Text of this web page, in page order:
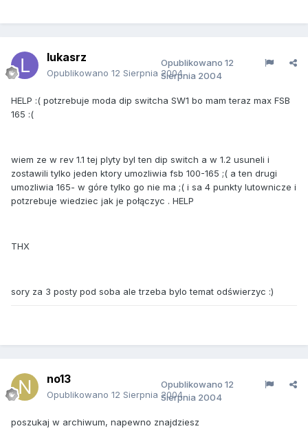
lukasrz
Opublikowano 12 Sierpnia 2004
Opublikowano 12
Sierpnia 2004
HELP :( potzrebuje moda dip switcha SW1 bo mam teraz max FSB
165 :(
wiem ze w rev 1.1 tej plyty byl ten dip switch a w 1.2 usuneli i
zostawili tylko jeden ktory umozliwia fsb 100-165 ;( a ten drugi
umozliwia 165- w góre tylko go nie ma ;( i sa 4 punkty lutownicze i
potzrebuje wiedziec jak je połączyc . HELP
THX
sory za 3 posty pod soba ale trzeba bylo temat odświerzyc :)
no13
Opublikowano 12 Sierpnia 2004
Opublikowano 12
Sierpnia 2004
poszukaj w archiwum, napewno znajdziesz